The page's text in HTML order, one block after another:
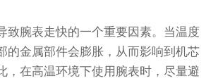
腕表走快的一个重要因素。当温度
的金属部件会膨胀，从而影响到机芯
，在高温环境下使用腕表时，尽量避